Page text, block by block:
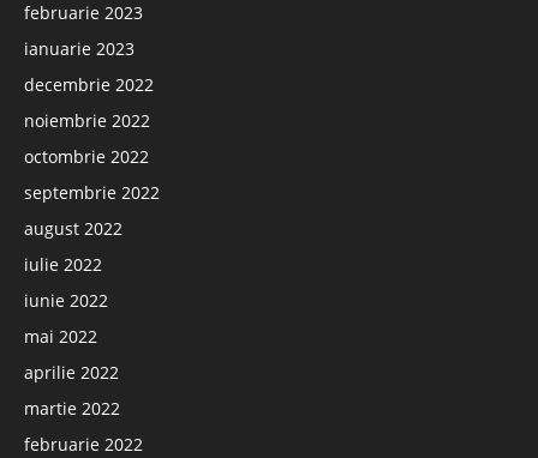
februarie 2023
ianuarie 2023
decembrie 2022
noiembrie 2022
octombrie 2022
septembrie 2022
august 2022
iulie 2022
iunie 2022
mai 2022
aprilie 2022
martie 2022
februarie 2022